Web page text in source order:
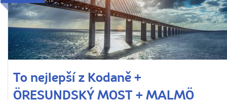
To nejlepší z Kodaně +
ÖRESUNDSKÝ MOST + MALMÖ